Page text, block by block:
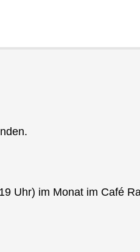
Uhr) im Monat im Café